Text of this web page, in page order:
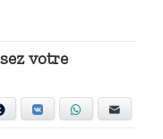
votre
Tumblr VKontakte WhatsApp